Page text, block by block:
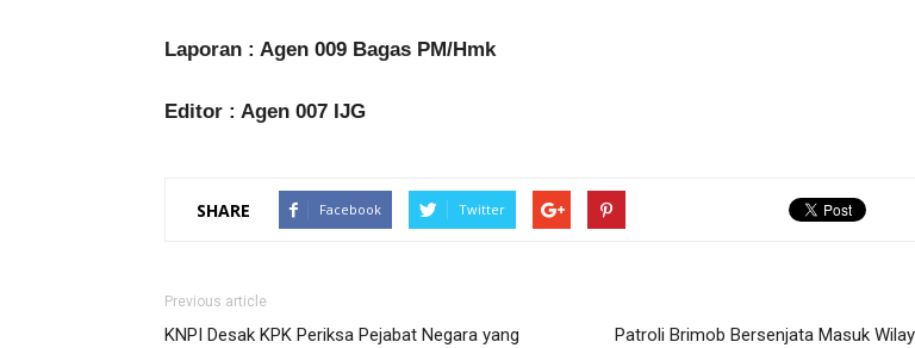
Laporan : Agen 009 Bagas PM/Hmk
Editor : Agen 007 IJG
SHARE Facebook Twitter
Previous article
KNPI Desak KPK Periksa Pejabat Negara yang
Patroli Brimob Bersenjata Masuk